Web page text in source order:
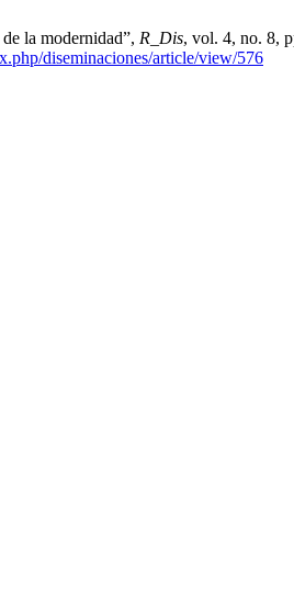
la modernidad”, R_Dis, vol. 4, no. 8,
diseminaciones/article/view/576